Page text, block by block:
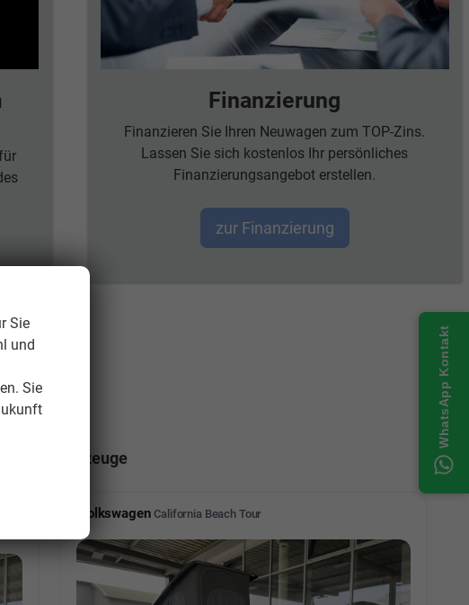
Finanzierung
Finanzieren Sie Ihren Neuwagen zum TOP-Zins.
Lassen Sie sich kostenlos Ihr persönliches
Finanzierungsangebot erstellen.
zur Finanzierung
Bestellfahrzeuge
Volkswagen California Beach Tour
WhatsApp Kontakt
Sie
und
Sie